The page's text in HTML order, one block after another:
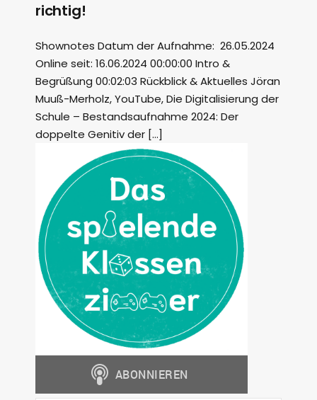
richtig!
Shownotes Datum der Aufnahme: 26.05.2024
Online seit: 16.06.2024 00:00:00 Intro &
Begrüßung 00:02:03 Rückblick & Aktuelles Jöran
Muuß-Merholz, YouTube, Die Digitalisierung der
Schule – Bestandsaufnahme 2024: Der
doppelte Genitiv der […]